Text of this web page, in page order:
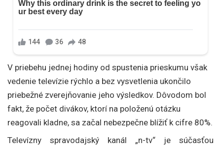
V priebehu jednej hodiny od spustenia prieskumu však
vedenie televízie rýchlo a bez vysvetlenia ukončilo
priebežné zverejňovanie jeho výsledkov. Dôvodom bol
fakt, že počet divákov, ktorí na položenú otázku
reagovali kladne, sa začal nebezpečne blížiť k cifre 80%.
Televízny spravodajský kanál „n-tv“ je súčasťou